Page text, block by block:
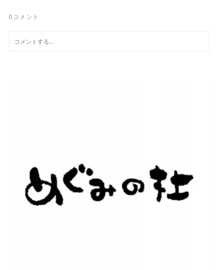
0 コメント